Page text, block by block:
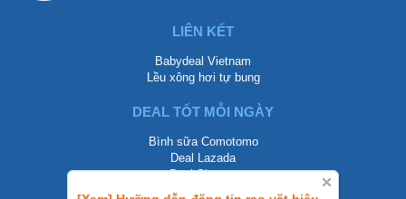
LIÊN KẾT
Babydeal Vietnam
Lều xông hơi tự bung
DEAL TỐT MỖI NGÀY
Bình sữa Comotomo
Deal Lazada
Deal Shopee